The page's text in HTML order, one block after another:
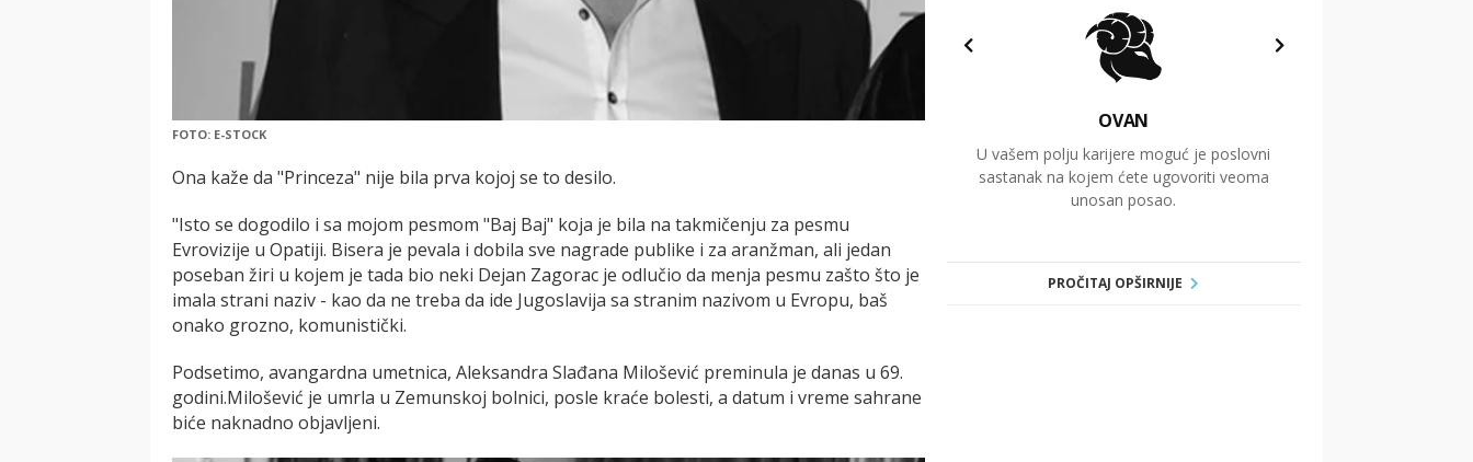
FOTO: E-STOCK
Ona kaže da "Princeza" nije bila prva kojoj se to desilo.
"Isto se dogodilo i sa mojom pesmom "Baj Baj" koja je bila na takmičenju za pesmu
Evrovizije u Opatiji. Bisera je pevala i dobila sve nagrade publike i za aranžman, ali jedan
poseban žiri u kojem je tada bio neki Dejan Zagorac je odlučio da menja pesmu zašto što je
imala strani naziv - kao da ne treba da ide Jugoslavija sa stranim nazivom u Evropu, baš
onako grozno, komunistički.
Podsetimo, avangardna umetnica, Aleksandra Slađana Milošević preminula je danas u 69.
godini.Milošević je umrla u Zemunskoj bolnici, posle kraće bolesti, a datum i vreme sahrane
biće naknadno objavljeni.
OVAN
U vašem polju karijere moguć je poslovni
sastanak na kojem ćete ugovoriti veoma
unosan posao.
PROČITAJ OPŠIRNIJE